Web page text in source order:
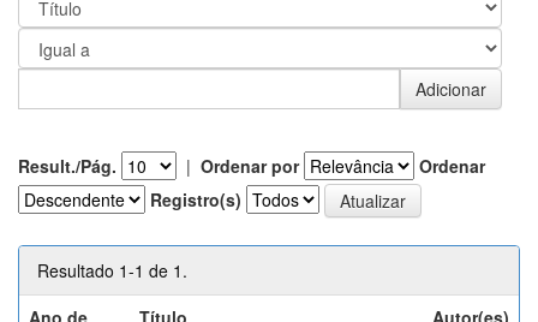
Result./Pág. | Ordenar por
Ordenar
Registro(s)
Resultado 1-1 de 1.
Ano de
Título Autor(es)